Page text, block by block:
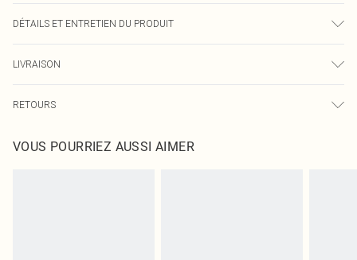
DÉTAILS ET ENTRETIEN DU PRODUIT
couleur peut déteindre.
LIVRAISON
Livraison express France
Jusqu'à 2-3 jours ouvrables
RETOURS
pour nous retourner un article.
VOUS POURRIEZ AUSSI AIMER